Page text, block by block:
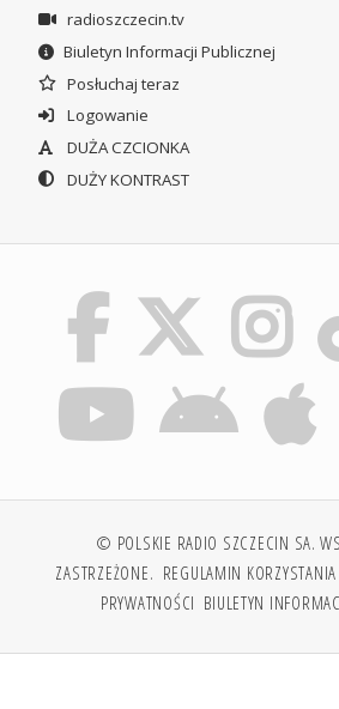
radioszczecin.tv
Biuletyn Informacji Publicznej
Posłuchaj teraz
Logowanie
DUŻA CZCIONKA
DUŻY KONTRAST
© POLSKIE RADIO SZCZECIN SA.
ZASTRZEŻONE. REGULAMIN
PRYWATNOŚCI BIULETYN